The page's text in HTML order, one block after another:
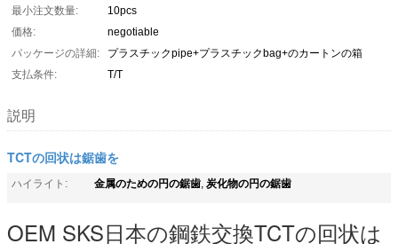
最小注文数量:
10pcs
価格:
negotiable
パッケージの詳細:
プラスチックpipe+プラスチックbag+のカートンの箱
支払条件:
T/T
説明
TCTの回状は鋸歯を
ハイライト: 金属のための円の鋸歯, 炭化物の円の鋸歯
OEM SKS日本の鋼鉄交換TCTの回状は